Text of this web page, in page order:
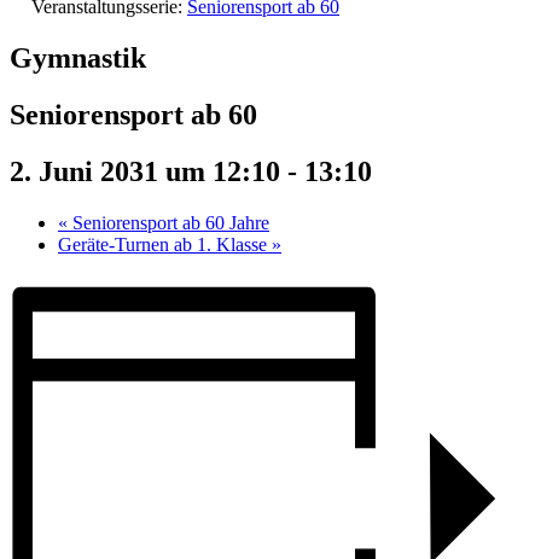
Veranstaltungsserie: Seniorensport ab 60
Gymnastik
Seniorensport ab 60
2. Juni 2031 um 12:10 - 13:10
« Seniorensport ab 60 Jahre
Geräte-Turnen ab 1. Klasse »